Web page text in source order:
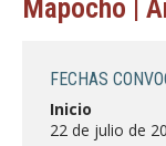
Mapocho |
FECHAS
Inicio
22 de julio de